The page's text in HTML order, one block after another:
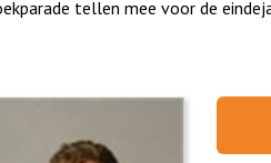
tellen mee voor de